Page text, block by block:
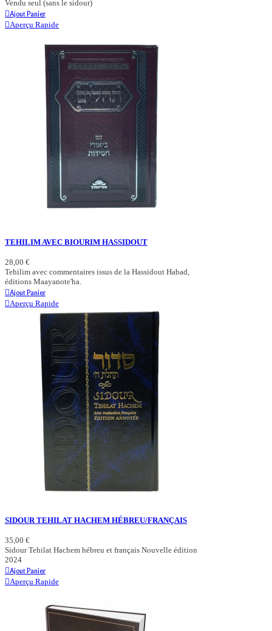
Vendu seul (sans le sidour)
Ajout Panier
Aperçu Rapide
TEHILIM AVEC BIOURIM HASSIDOUT
28,00 €
Tehilim avec commentaires issus de la Hassidout Habad,
éditions Maayanote'ha.
Ajout Panier
Aperçu Rapide
SIDOUR TEHILAT HACHEM HÉBREU/FRANÇAIS
35,00 €
Sidour Tehilat Hachem hébreu et français Nouvelle édition
2024
Ajout Panier
Aperçu Rapide